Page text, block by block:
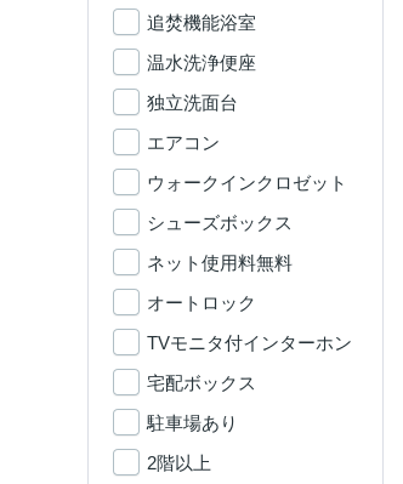
追焚機能浴室
温水洗浄便座
独立洗面台
エアコン
ウォークインクロゼット
シューズボックス
ネット使用料無料
オートロック
TVモニタ付インターホン
宅配ボックス
駐車場あり
2階以上